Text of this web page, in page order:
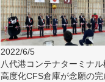
2022/6/5
八代港コンテナターミナ
高度化CFS倉庫が念願の完